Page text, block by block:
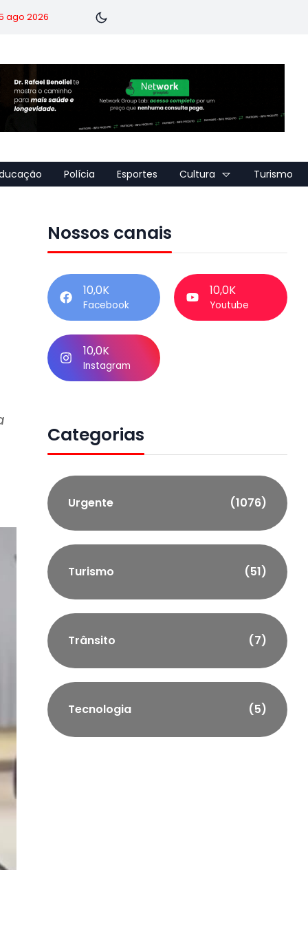
ago 2026
Polícia Esportes Cultura Turismo
Nossos canais
10,0K
Facebook
10,0K
Youtube
10,0K
Instagram
Categorias
Urgente (1076)
Turismo (51)
Trânsito (7)
Tecnologia (5)